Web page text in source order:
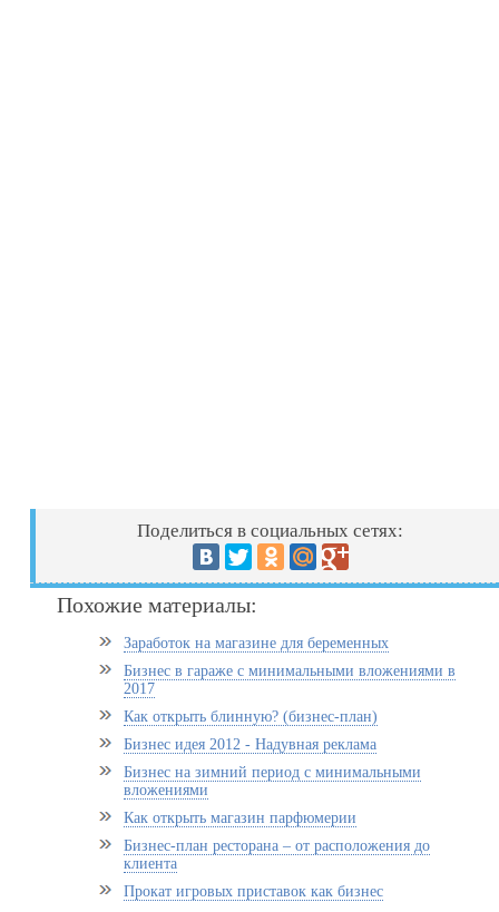
Поделиться в социальных сетях:
Похожие материалы:
Заработок на магазине для беременных
Бизнес в гараже с минимальными вложениями в
2017
Как открыть блинную? (бизнес-план)
Бизнес идея 2012 - Надувная реклама
Бизнес на зимний период с минимальными
вложениями
Как открыть магазин парфюмерии
Бизнес-план ресторана – от расположения до
клиента
Прокат игровых приставок как бизнес